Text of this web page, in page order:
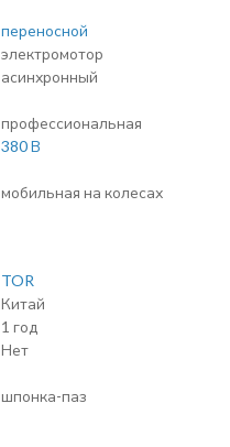
переносной
электромотор
асинхронный
профессиональная
380 В
мобильная на колесах
TOR
Китай
1 год
Нет
шпонка-паз